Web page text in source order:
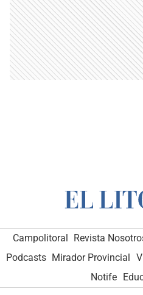
Campolitoral Revista
Podcasts Mirador Provincial
Notife